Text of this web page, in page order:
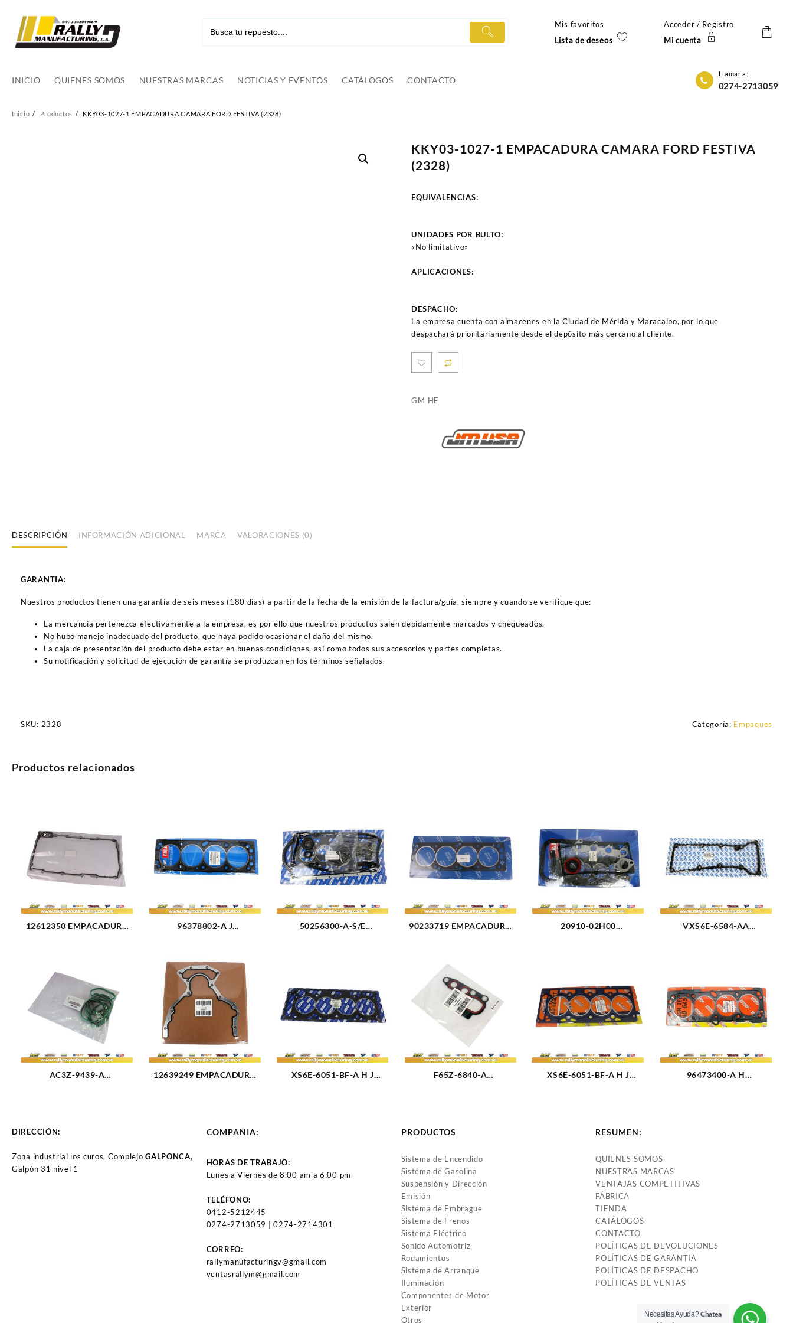
contenido
Mis favoritos
Lista de deseos
Acceder / Registro
Mi cuenta
INICIO QUIENES SOMOS NUESTRAS MARCAS NOTICIAS Y EVENTOS CATÁLOGOS CONTACTO
Llamar a:
0274-2713059
Inicio Productos KKY03-1027-1 EMPACADURA CAMARA FORD FESTIVA (2328)
KKY03-1027-1 EMPACADURA CAMARA FORD FESTIVA
(2328)
EQUIVALENCIAS:
UNIDADES POR BULTO:
«No limitativo»
APLICACIONES:
DESPACHO:
La empresa cuenta con almacenes en la Ciudad de Mérida y Maracaibo, por lo que
despachará prioritariamente desde el depósito más cercano al cliente.
GM HE
DESCRIPCIÓN INFORMACIÓN ADICIONAL MARCA VALORACIONES (0)
GARANTIA:
Nuestros productos tienen una garantía de seis meses (180 días) a partir de la fecha de la emisión de la factura/guía, siempre y cuando se verifique que:
La mercancía pertenezca efectivamente a la empresa, es por ello que nuestros productos salen debidamente marcados y chequeados.
No hubo manejo inadecuado del producto, que haya podido ocasionar el daño del mismo.
La caja de presentación del producto debe estar en buenas condiciones, así como todos sus accesorios y partes completas.
Su notificación y solicitud de ejecución de garantía se produzcan en los términos señalados.
SKU: 2328 Categoría: Empaques
Productos relacionados
12612350 EMPACADURA
96378802-A J
OPTRA DESIGN (2327)
50256300-A-S/E
90233719 EMPACADURA
20910-02H00
VXS6E-6584-AA
AC3Z-9439-A
12639249 EMPACADURA
XS6E-6051-BF-A H J
F65Z-6840-A
XS6E-6051-BF-A H J
96473400-A H
DIRECCIÓN:
Zona industrial los curos, ComplejoGALPONCA,
Galpón 31 nivel 1
COMPAÑIA:
HORAS DE TRABAJO:
Lunes a Viernes de 8:00 am a 6:00 pm
TELÉFONO:
0412-5212445
0274-2713059 | 0274-2714301
CORREO:
rallymanufacturingv@gmail.com
ventasrallym@gmail.com
PRODUCTOS
Sistema de Encendido
Sistema de Gasolina
Suspensión y Dirección
Emisión
Sistema de Embrague
Sistema de Frenos
Sistema Eléctrico
Sonido Automotriz
Rodamientos
Sistema de Arranque
Iluminación
Componentes de Motor
Exterior
Otros
RESUMEN:
QUIENES SOMOS
NUESTRAS MARCAS
VENTAJAS COMPETITIVAS
FÁBRICA
TIENDA
CATÁLOGOS
CONTACTO
POLÍTICAS DE DEVOLUCIONES
POLÍTICAS DE GARANTIA
POLÍTICAS DE DESPACHO
POLÍTICAS DE VENTAS
Necesitas Ayuda?Chatea